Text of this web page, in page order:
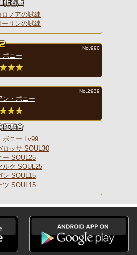
ノアの試練
リンの試練
ボニー
No.990
ン・ボニー
No.2939
ボニー Lv99
ロッサ SOUL30
ー SOUL25
ルク SOUL25
ン SOUL15
ツ SOUL15